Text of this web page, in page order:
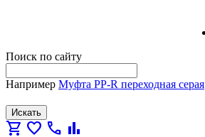
Поиск по сайту
Например Муфта PP-R переходная серая
Искать
shopping_cart favorite call bar_chart